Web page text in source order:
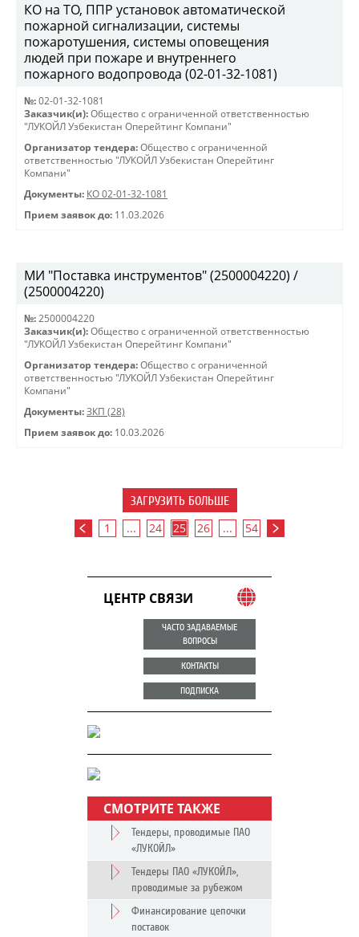
КО на ТО, ППР установок автоматической
пожарной сигнализации, системы
пожаротушения, системы оповещения
людей при пожаре и внутреннего
пожарного водопровода (02-01-32-1081)
№: 02-01-32-1081
Заказчик(и): Общество с ограниченной ответственностью
"ЛУКОЙЛ Узбекистан Оперейтинг Компани"
Организатор тендера: Общество с ограниченной
ответственностью "ЛУКОЙЛ Узбекистан Оперейтинг
Компани"
Документы: КО 02-01-32-1081
Прием заявок до: 11.03.2026
МИ "Поставка инструментов" (2500004220) /
(2500004220)
№: 2500004220
Заказчик(и): Общество с ограниченной ответственностью
"ЛУКОЙЛ Узбекистан Оперейтинг Компани"
Организатор тендера: Общество с ограниченной
ответственностью "ЛУКОЙЛ Узбекистан Оперейтинг
Компани"
Документы: ЗКП (28)
Прием заявок до: 10.03.2026
ЗАГРУЗИТЬ БОЛЬШЕ
1 ... 24 25 26 ... 54
ЦЕНТР СВЯЗИ
ЧАСТО ЗАДАВАЕМЫЕ
ВОПРОСЫ
КОНТАКТЫ
ПОДПИСКА
СМОТРИТЕ ТАКЖЕ
Тендеры, проводимые ПАО
«ЛУКОЙЛ»
Тендеры ПАО «ЛУКОЙЛ»,
проводимые за рубежом
Финансирование цепочки
поставок